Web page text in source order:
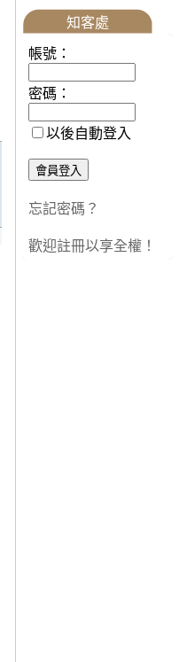
知客處
帳號：
密碼：
以後自動登入
忘記密碼？
歡迎註冊以享全權！